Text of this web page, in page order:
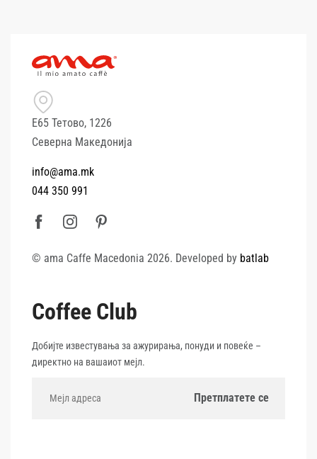
Е65 Тетово, 1226
Северна Македонија
info@ama.mk
044 350 991
© ama Caffe Macedonia 2026. Developed by batlab
Coffee Club
Добијте известувања за ажурирања, понуди и повеќе –
директно на вашаиот мејл.